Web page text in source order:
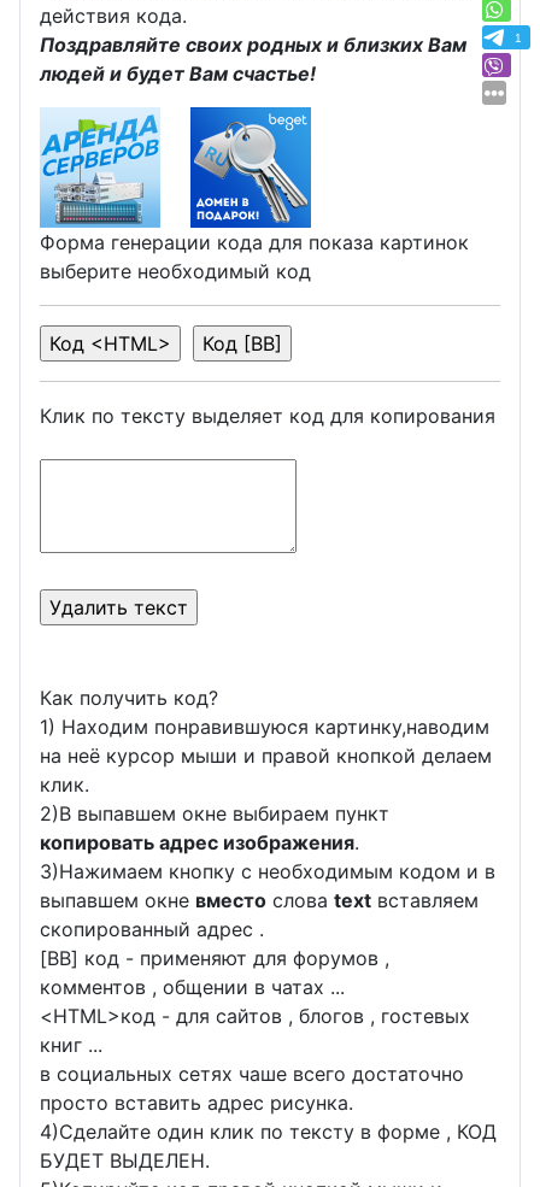
действия кода.
Поздравляйте своих родных и близких Вам
людей и будет Вам счастье!
1
Форма генерации кода для показа картинок
выберите необходимый код
Клик по тексту выделяет код для копирования
Как получить код?
1) Находим понравившуюся картинку,наводим
на неё курсор мыши и правой кнопкой делаем
клик.
2)В выпавшем окне выбираем пункт
копировать адрес изображения.
3)Нажимаем кнопку с необходимым кодом и в
выпавшем окне вместо слова text вставляем
скопированный адрес .
[BB] код - применяют для форумов ,
комментов , общении в чатах ...
<HTML>код - для сайтов , блогов , гостевых
книг ...
в социальных сетях чаше всего достаточно
просто вставить адрес рисунка.
4)Сделайте один клик по тексту в форме , КОД
БУДЕТ ВЫДЕЛЕН.